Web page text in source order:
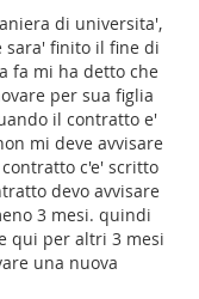
di universita',
sara' finito il fine di
fa mi ha detto che
per sua figlia
il contratto e'
mi deve avvisare
c'e' scritto
devo avvisare
3 mesi. quindi
qui per altri 3 mesi
una nuova